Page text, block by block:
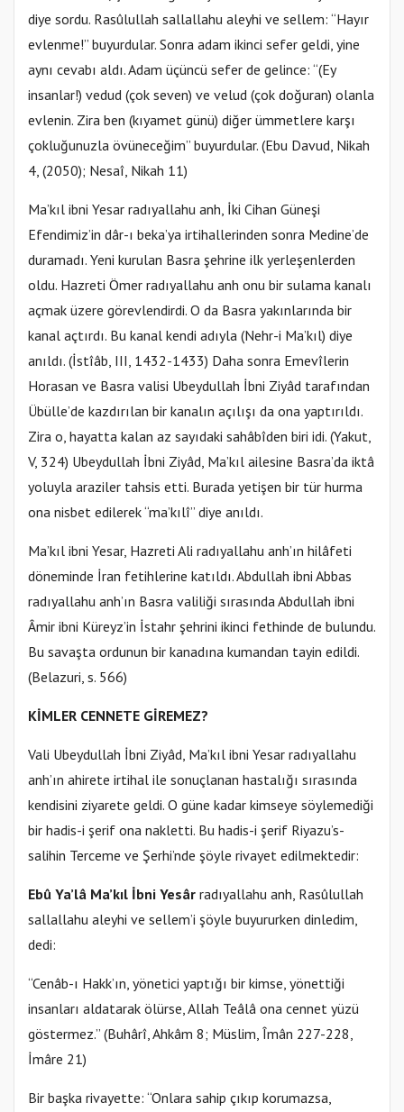
diye sordu. Rasûlullah sallallahu aleyhi ve sellem: “Hayır
evlenme!” buyurdular. Sonra adam ikinci sefer geldi, yine
aynı cevabı aldı. Adam üçüncü sefer de gelince: “(Ey
insanlar!) vedud (çok seven) ve velud (çok doğuran) olanla
evlenin. Zira ben (kıyamet günü) diğer ümmetlere karşı
çokluğunuzla övüneceğim” buyurdular. (Ebu Davud, Nikah
4, (2050); Nesaî, Nikah 11)
Ma’kıl ibni Yesar radıyallahu anh, İki Cihan Güneşi
Efendimiz’in dâr-ı beka’ya irtihallerinden sonra Medine’de
duramadı. Yeni kurulan Basra şehrine ilk yerleşenlerden
oldu. Hazreti Ömer radıyallahu anh onu bir sulama kanalı
açmak üzere görevlendirdi. O da Basra yakınlarında bir
kanal açtırdı. Bu kanal kendi adıyla (Nehr-i Ma’kıl) diye
anıldı. (İstîâb, III, 1432-1433) Daha sonra Emevîlerin
Horasan ve Basra valisi Ubeydullah İbni Ziyâd tarafından
Übülle’de kazdırılan bir kanalın açılışı da ona yaptırıldı.
Zira o, hayatta kalan az sayıdaki sahâbîden biri idi. (Yakut,
V, 324) Ubeydullah İbni Ziyâd, Ma’kıl ailesine Basra’da iktâ
yoluyla araziler tahsis etti. Burada yetişen bir tür hurma
ona nisbet edilerek “ma’kılî” diye anıldı.
Ma’kıl ibni Yesar, Hazreti Ali radıyallahu anh’ın hilâfeti
döneminde İran fetihlerine katıldı. Abdullah ibni Abbas
radıyallahu anh’ın Basra valiliği sırasında Abdullah ibni
Âmir ibni Küreyz’in İstahr şehrini ikinci fethinde de bulundu.
Bu savaşta ordunun bir kanadına kumandan tayin edildi.
(Belazuri, s. 566)
KİMLER CENNETE GİREMEZ?
Vali Ubeydullah İbni Ziyâd, Ma’kıl ibni Yesar radıyallahu
anh’ın ahirete irtihal ile sonuçlanan hastalığı sırasında
kendisini ziyarete geldi. O güne kadar kimseye söylemediği
bir hadis-i şerif ona nakletti. Bu hadis-i şerif Riyazu’s-
salihin Terceme ve Şerhi’nde şöyle rivayet edilmektedir:
Ebû Ya’lâ Ma’kıl İbni Yesâr radıyallahu anh, Rasûlullah
sallallahu aleyhi ve sellem’i şöyle buyururken dinledim,
dedi:
“Cenâb-ı Hakk’ın, yönetici yaptığı bir kimse, yönettiği
insanları aldatarak ölürse, Allah Teâlâ ona cennet yüzü
göstermez.” (Buhârî, Ahkâm 8; Müslim, Îmân 227-228,
İmâre 21)
Bir başka rivayette: “Onlara sahip çıkıp korumazsa,